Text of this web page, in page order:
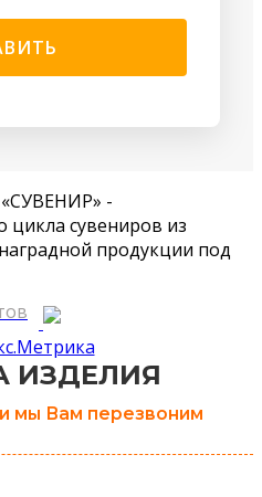
«СУВЕНИР» -
цикла сувениров из
продукции под
ИЗДЕЛИЯ
мы Вам перезвоним